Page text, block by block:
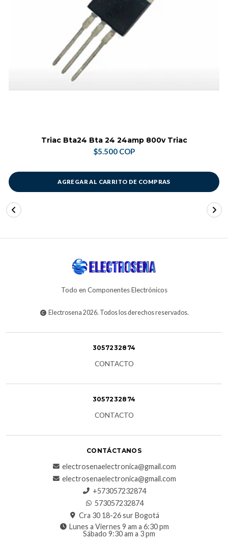
Triac Bta24 Bta 24 24amp 800v Triac
$5.500 COP
AGREGAR AL CARRITO DE COMPRAS
Todo en Componentes Electrónicos
Electrosena 2026. Todos los derechos reservados.
3057232874
CONTACTO
3057232874
CONTACTO
CONTÁCTANOS
electrosenaelectronica@gmail.com
electrosenaelectronica@gmail.com
+573057232874
573057232874
Cra 30 18-26 sur Bogotá
Lunes a Viernes 9 am a 6:30 pm
Sábado 9:30 am a 3 pm